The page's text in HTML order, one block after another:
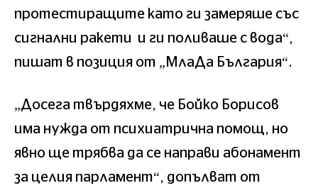
протестиращите като ги замеряше със
сигнални ракети и ги поливаше с вода“,
пишат в позиция от „МлаДа България“.
„Досега твърдяхме, че Бойко Борисов
има нужда от психиатрична помощ, но
явно ще трябва да се направи абонамент
за целия парламент“, допълват от